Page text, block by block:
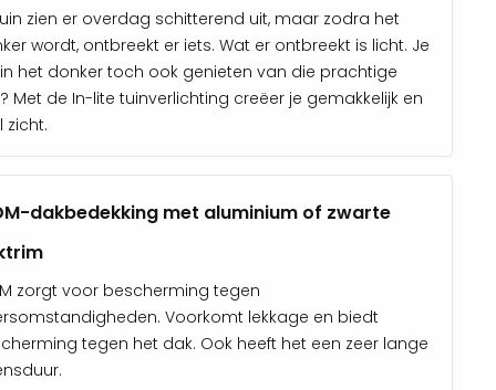
zien er overdag schitterend uit, maar zodra het
wordt, ontbreekt er iets. Wat er ontbreekt is licht. Je
het donker toch ook genieten van die prachtige
Met de In-lite tuinverlichting creëer je gemakkelijk en
zicht.
dakbedekking met aluminium of zwarte
zorgt voor bescherming tegen
Voorkomt lekkage en biedt
tegen het dak. Ook heeft het een zeer lange